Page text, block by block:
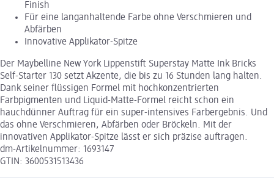
Finish
Für eine langanhaltende Farbe ohne Verschmieren und
Abfärben
Innovative Applikator-Spitze
Der Maybelline New York Lippenstift Superstay Matte Ink Bricks
Self-Starter 130 setzt Akzente, die bis zu 16 Stunden lang halten.
Dank seiner flüssigen Formel mit hochkonzentrierten
Farbpigmenten und Liquid-Matte-Formel reicht schon ein
hauchdünner Auftrag für ein super-intensives Farbergebnis. Und
das ohne Verschmieren, Abfärben oder Bröckeln. Mit der
innovativen Applikator-Spitze lässt er sich präzise auftragen.
dm-Artikelnummer: 1693147
GTIN: 3600531513436